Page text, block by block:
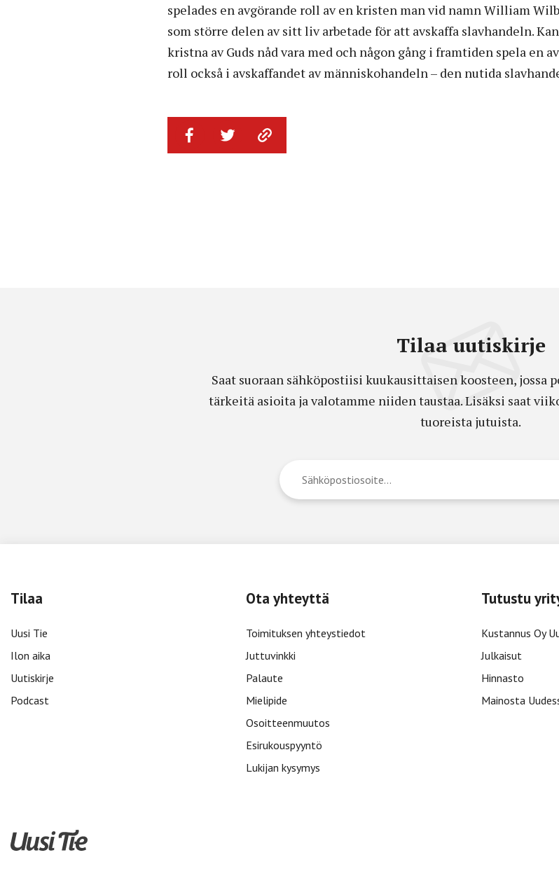
spelades en avgörande roll av en kristen man vid namn William
som större delen av sitt liv arbetade för att avskaffa slavhandeln.
kristna av Guds nåd vara med och någon gång i framtiden spela en
roll också i avskaffandet av människohandeln – den nutida
Tilaa uutiskirje
Saat suoraan sähköpostiisi kuukausittaisen koosteen,
tärkeitä asioita ja valotamme niiden taustaa. Lisäksi saat
tuoreista jutuista.
Tilaa
Uusi Tie
Ilon aika
Uutiskirje
Podcast
Ota yhteyttä
Toimituksen yhteystiedot
Juttuvinkki
Palaute
Mielipide
Osoitteenmuutos
Esirukouspyyntö
Lukijan kysymys
Tutustu
Kustannus Oy
Julkaisut
Hinnasto
Mainosta